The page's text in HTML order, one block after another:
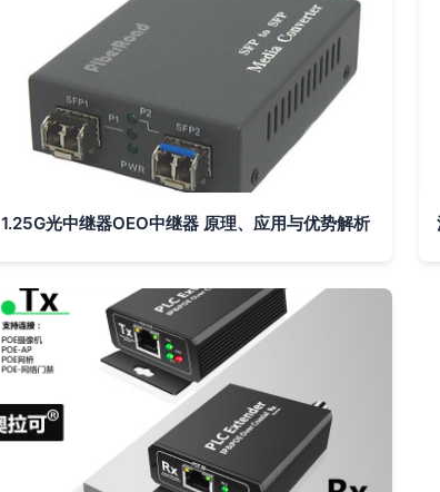
1.25G光中继器OEO中继器 原理、应用与优势解析